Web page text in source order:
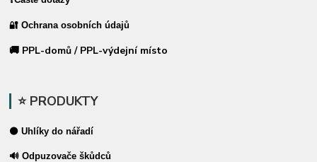
🔐 Ochrana osobních údajů
🚚 PPL-domů / PPL-výdejní místo
⭐ PRODUKTY
⚫ Uhlíky do nářadí
🔊 Odpuzovače škůdců